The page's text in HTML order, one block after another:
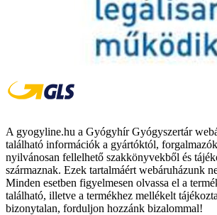
A gyogyline.hu a Gyógyhír Gyógyszertár
található információk a gyártóktól,
nyilvánosan fellelhető szakkönyvekből és
származnak. Ezek tartalmáért webáruházunk
Minden esetben figyelmesen olvassa el a
található, illetve a termékhez mellékelt
bizonytalan, forduljon hozzánk bizalommal!